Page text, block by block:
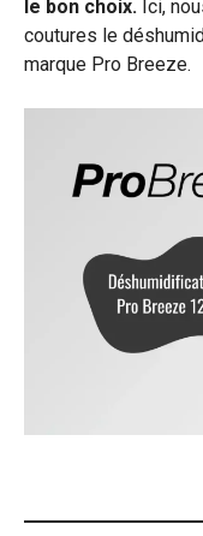
le bon choix. Ici,
coutures le
marque Pro Breeze.